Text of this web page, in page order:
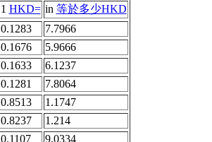
1 HKD= in 等於多少HKD
0.1283
7.7966
0.1676
5.9666
0.1633
6.1237
0.1281
7.8064
0.8513
1.1747
0.8237
1.214
0.1107
9.0334